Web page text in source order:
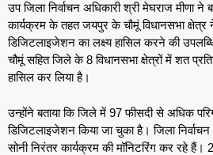
उप जिला निर्वाचन अधिकारी श्री मेघराज मीणा ने
कार्यक्रम के तहत जयपुर के चौमूं विधानसभा
डिजिटलाइजेशन का लक्ष्य हासिल करने की
चौमूं सहित जिले के 8 विधानसभा क्षेत्रों में शत
हासिल कर लिया है।
उन्होंने बताया कि जिले में 97 फीसदी से अधिक
डिजिटलाइजेशन किया जा चुका है। जिला
सोनी निरंतर कार्यक्रम की मॉनिटरिंग कर रहे